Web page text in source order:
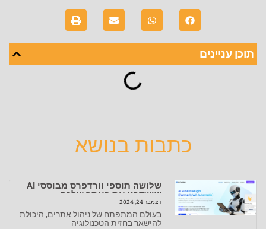
תוכן עניינים
כתבות בנושא
שלושה תוספי וורדפרס מבוססי AI
שישדרגו את האתר שלכם
דצמבר 24, 2024
בעולם המתפתח של ניהול אתרים, היכולת
להישאר בחזית הטכנולוגיה